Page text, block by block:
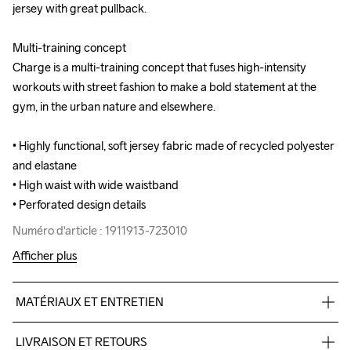
jersey with great pullback.
Multi-training concept
Charge is a multi-training concept that fuses high-intensity
workouts with street fashion to make a bold statement at the
gym, in the urban nature and elsewhere.
• Highly functional, soft jersey fabric made of recycled polyester
and elastane
• High waist with wide waistband
• Perforated design details
Numéro d'article : 1911913-723010
jersey with great pullback.
Multi-training concept
Charge is a multi-training concept that fuses high-intensity
workouts with street fashion to make a bold statement at the
gym, in the urban nature and elsewhere.
• Highly functional, soft jersey fabric made of recycled polyester
and elastane
• High waist with wide waistband
• Perforated design details
Numéro d'article : 1911913-723010
Afficher plus
MATÉRIAUX ET ENTRETIEN
LIVRAISON ET RETOURS